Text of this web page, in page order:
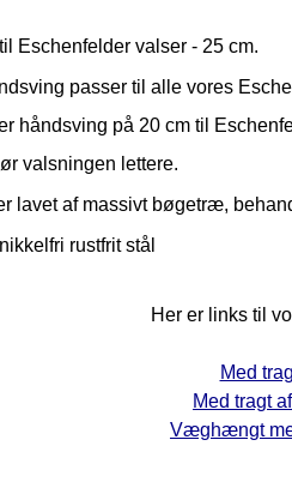
Eschenfelder valser - 25 cm.
passer til alle vores
håndsving på 20 cm til
valsningen lettere.
lavet af massivt bøgetræ,
rustfrit stål
Her er links til
Med
Med tragt
Væghængt